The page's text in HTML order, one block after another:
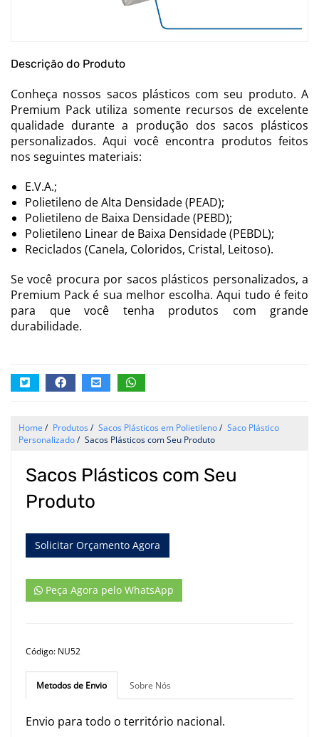
Descrição do Produto
Conheça nossos sacos plásticos com seu produto. A
Premium Pack utiliza somente recursos de excelente
qualidade durante a produção dos sacos plásticos
personalizados. Aqui você encontra produtos feitos
nos seguintes materiais:
E.V.A.;
Polietileno de Alta Densidade (PEAD);
Polietileno de Baixa Densidade (PEBD);
Polietileno Linear de Baixa Densidade (PEBDL);
Reciclados (Canela, Coloridos, Cristal, Leitoso).
Se você procura por sacos plásticos personalizados, a
Premium Pack é sua melhor escolha. Aqui tudo é feito
para que você tenha produtos com grande
durabilidade.
Home / Produtos/ Sacos Plásticos em Polietileno/ Saco Plástico
Personalizado/ Sacos Plásticos com Seu Produto
Sacos Plásticos com Seu
Produto
Solicitar Orçamento Agora
Peça Agora pelo WhatsApp
Código: NU52
Metodos de Envio Sobre Nós
Envio para todo o território nacional.